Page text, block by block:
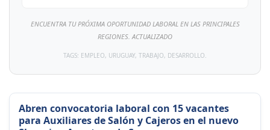
ENCUENTRA TU PRÓXIMA OPORTUNIDAD LABORAL EN LAS PRINCIPALES
REGIONES. ACTUALIZADO
TAGS: EMPLEO, URUGUAY, TRABAJO, DESARROLLO.
Abren convocatoria laboral con 15 vacantes
para Auxiliares de Salón y Cajeros en el nuevo